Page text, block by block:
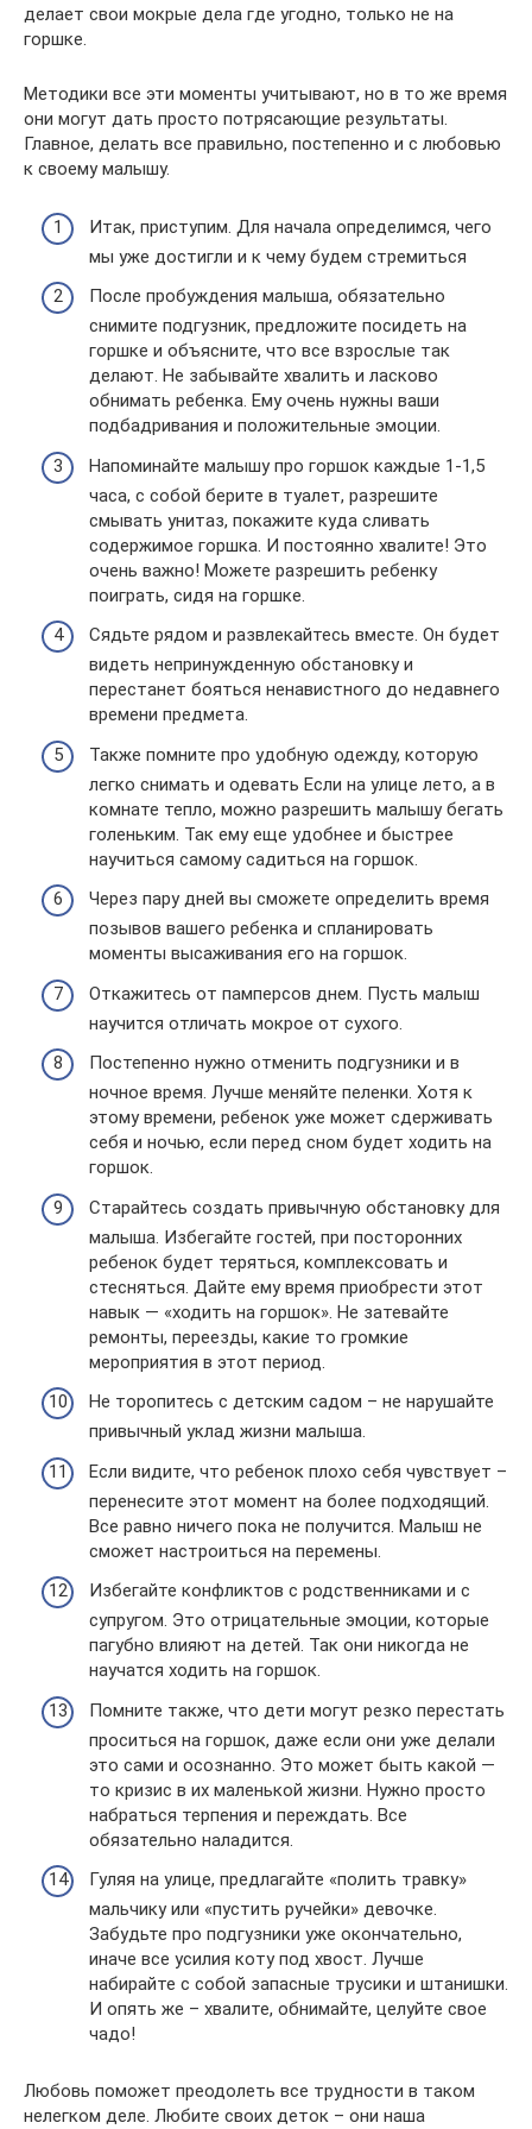
делает свои мокрые дела где угодно, только не на
горшке.
Методики все эти моменты учитывают, но в то же время
они могут дать просто потрясающие результаты.
Главное, делать все правильно, постепенно и с любовью
к своему малышу.
Итак, приступим. Для начала определимся, чего
мы уже достигли и к чему будем стремиться
После пробуждения малыша, обязательно
снимите подгузник, предложите посидеть на
горшке и объясните, что все взрослые так
делают. Не забывайте хвалить и ласково
обнимать ребенка. Ему очень нужны ваши
подбадривания и положительные эмоции.
Напоминайте малышу про горшок каждые 1-1,5
часа, с собой берите в туалет, разрешите
смывать унитаз, покажите куда сливать
содержимое горшка. И постоянно хвалите! Это
очень важно! Можете разрешить ребенку
поиграть, сидя на горшке.
Сядьте рядом и развлекайтесь вместе. Он будет
видеть непринужденную обстановку и
перестанет бояться ненавистного до недавнего
времени предмета.
Также помните про удобную одежду, которую
легко снимать и одевать Если на улице лето, а в
комнате тепло, можно разрешить малышу бегать
голеньким. Так ему еще удобнее и быстрее
научиться самому садиться на горшок.
Через пару дней вы сможете определить время
позывов вашего ребенка и спланировать
моменты высаживания его на горшок.
Откажитесь от памперсов днем. Пусть малыш
научится отличать мокрое от сухого.
Постепенно нужно отменить подгузники и в
ночное время. Лучше меняйте пеленки. Хотя к
этому времени, ребенок уже может сдерживать
себя и ночью, если перед сном будет ходить на
горшок.
Старайтесь создать привычную обстановку для
малыша. Избегайте гостей, при посторонних
ребенок будет теряться, комплексовать и
стесняться. Дайте ему время приобрести этот
навык — «ходить на горшок». Не затевайте
ремонты, переезды, какие то громкие
мероприятия в этот период.
Не торопитесь с детским садом – не нарушайте
привычный уклад жизни малыша.
Если видите, что ребенок плохо себя чувствует –
перенесите этот момент на более подходящий.
Все равно ничего пока не получится. Малыш не
сможет настроиться на перемены.
Избегайте конфликтов с родственниками и с
супругом. Это отрицательные эмоции, которые
пагубно влияют на детей. Так они никогда не
научатся ходить на горшок.
Помните также, что дети могут резко перестать
проситься на горшок, даже если они уже делали
это сами и осознанно. Это может быть какой —
то кризис в их маленькой жизни. Нужно просто
набраться терпения и переждать. Все
обязательно наладится.
Гуляя на улице, предлагайте «полить травку»
мальчику или «пустить ручейки» девочке.
Забудьте про подгузники уже окончательно,
иначе все усилия коту под хвост. Лучше
набирайте с собой запасные трусики и штанишки.
И опять же – хвалите, обнимайте, целуйте свое
чадо!
Любовь поможет преодолеть все трудности в таком
нелегком деле. Любите своих деток – они наша